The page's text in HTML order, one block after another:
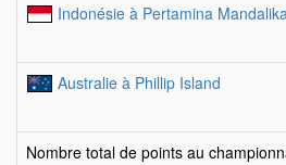
Indonésie à Pertamina
Australie à Phillip Island
Nombre total de points au